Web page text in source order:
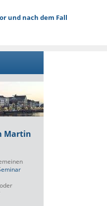
und nach dem Fall
Martin